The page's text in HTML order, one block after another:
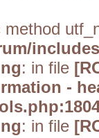
method
: in file
-
: in file